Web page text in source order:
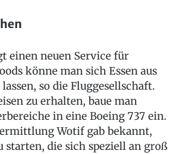
einen neuen Service für
könne man sich Essen aus
so die Fluggesellschaft.
zu erhalten, baue man
in eine Boeing 737 ein.
Wotif gab bekannt,
starten, die sich speziell an groß